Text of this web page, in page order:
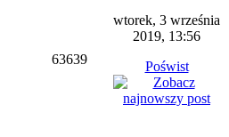
63639
wtorek, 3 września
2019, 13:56
Poświst